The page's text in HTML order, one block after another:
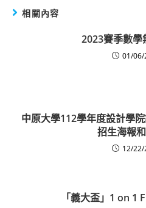
相關內容
2023賽季數學
01/06/
中原大學112學年度設計學
招生海報
12/22/
「義大盃」1 on 1